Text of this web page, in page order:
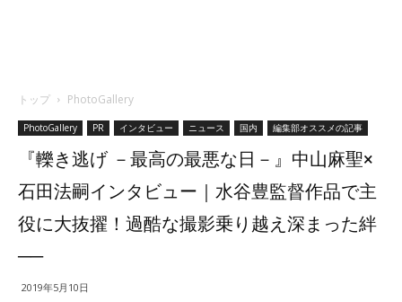
トップ PhotoGallery
PhotoGallery PR インタビュー ニュース 国内 編集部オススメの記事
『轢き逃げ －最高の最悪な日－』中山麻聖×
石田法嗣インタビュー｜水谷豊監督作品で主
役に大抜擢！過酷な撮影乗り越え深まった絆
──
2019年5月10日